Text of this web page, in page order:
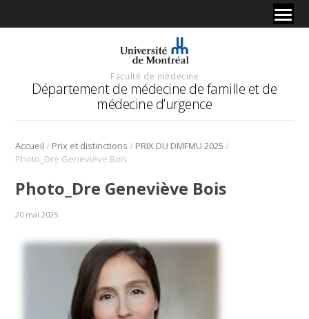
Faculté de médecine
Département de médecine de famille et de
médecine d’urgence
Accueil / Prix et distinctions / PRIX DU DMFMU 2025 /
Photo_Dre Geneviève Bois
Photo_Dre Geneviève Bois
20 mai 2025